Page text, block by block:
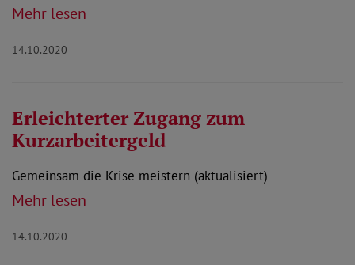
Mehr lesen
14.10.2020
Erleichterter Zugang zum
Kurzarbeitergeld
Gemeinsam die Krise meistern (aktualisiert)
Mehr lesen
14.10.2020